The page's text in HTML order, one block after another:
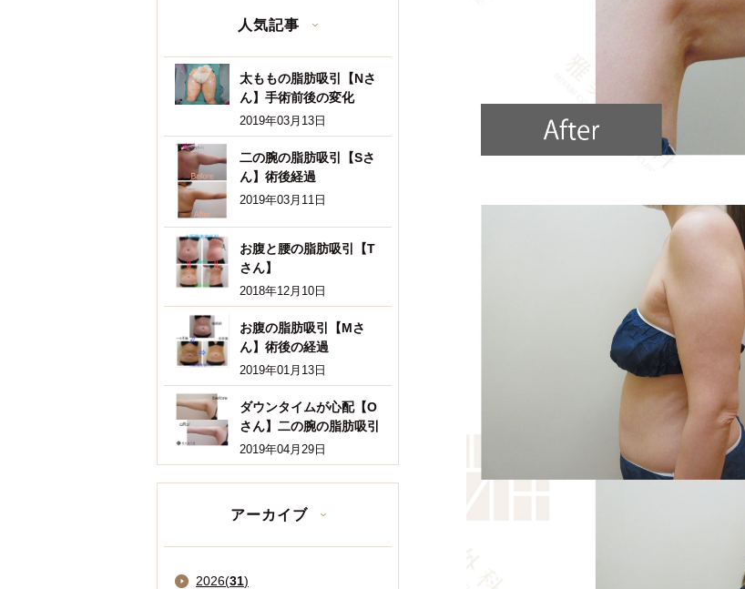
人気記事
太ももの脂肪吸引【Nさ
ん】手術前後の変化
2019年03月13日
二の腕の脂肪吸引【Sさ
ん】術後経過
2019年03月11日
お腹と腰の脂肪吸引【T
さん】
2018年12月10日
お腹の脂肪吸引【Mさ
ん】術後の経過
2019年01月13日
ダウンタイムが心配【O
さん】二の腕の脂肪吸引
2019年04月29日
アーカイブ
2026(31)